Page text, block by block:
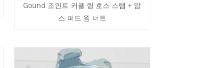
Gound 조인트 커플 링 호스 스템 + 암
스 퍼드 윙 너트